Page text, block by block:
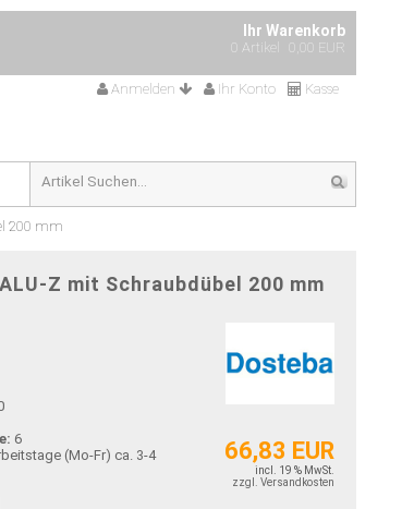
Ihr Warenkorb
0 Artikel 0,00 EUR
Anmelden Ihr Konto Kasse
200 mm
Z mit Schraubdübel 200 mm
66,83 EUR
incl. 19 % MwSt.
zzgl. Versandkosten
6
ca. 3-4